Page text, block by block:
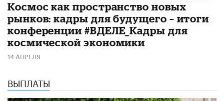
Космос как пространство новых
рынков: кадры для будущего – итоги
конференции #ВДЕЛЕ_Кадры для
космической экономики
14 АПРЕЛЯ
ВЫПЛАТЫ